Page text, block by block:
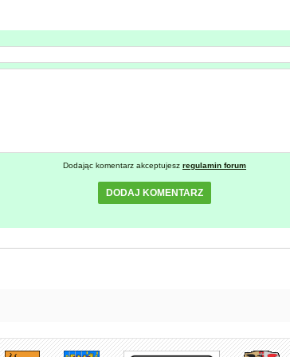
Dodając komentarz akceptujesz regulamin forum
DODAJ KOMENTARZ